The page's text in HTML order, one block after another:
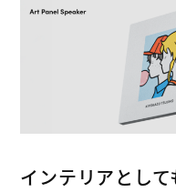
インテリアとし